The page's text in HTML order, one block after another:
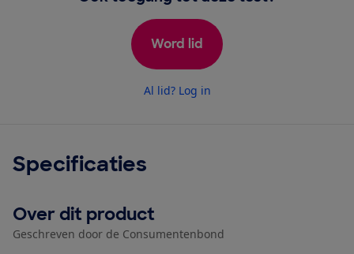
Word lid
Al lid? Log in
Specificaties
Over dit product
Geschreven door de Consumentenbond